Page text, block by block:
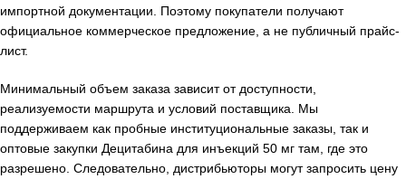
импортной документации. Поэтому покупатели получают
официальное коммерческое предложение, а не публичный прайс-
лист.
Минимальный объем заказа зависит от доступности,
реализуемости маршрута и условий поставщика. Мы
поддерживаем как пробные институциональные заказы, так и
оптовые закупки Децитабина для инъекций 50 мг там, где это
разрешено. Следовательно, дистрибьюторы могут запросить цену